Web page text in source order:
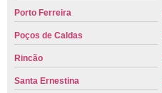
Porto Ferreira
Poços de Caldas
Rincão
Santa Ernestina